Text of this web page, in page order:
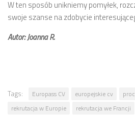
W ten sposób unikniemy pomyłek,
swoje szanse na zdobycie
Autor: Joanna R.
Tags: Europass CV europejskie cv
rekrutacja w Europie
rekrutacja we Francji